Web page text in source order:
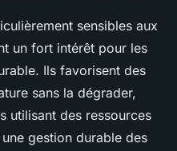
sensibles aux
un fort intérêt pour les
Ils favorisent des
sans la dégrader,
utilisant des ressources
gestion durable des